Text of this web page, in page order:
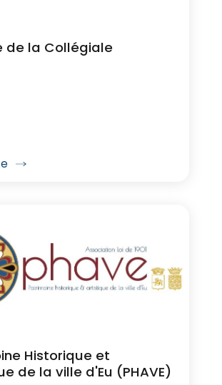
de la Collégiale
Historique et
de la ville d'Eu (PHAVE)